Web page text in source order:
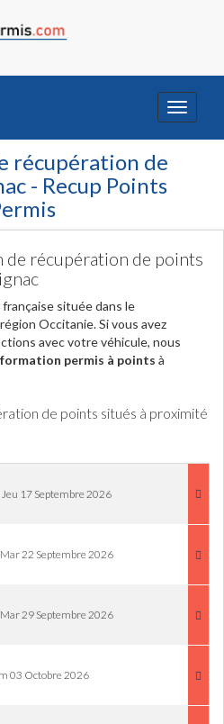
Toggle
récupération de
- Recup Points
de récupération de points
située dans le
Occitanie. Si vous avez
avec votre véhicule, nous
formation permis à points à
de points situés à proximité
17 Septembre 2026
22 Septembre 2026
29 Septembre 2026
03 Octobre 2026